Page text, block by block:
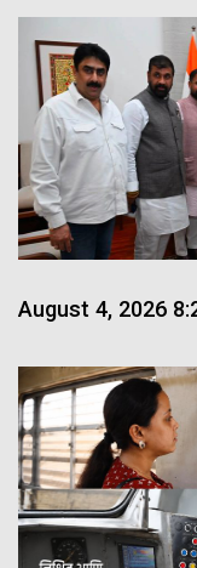
August 4, 2026